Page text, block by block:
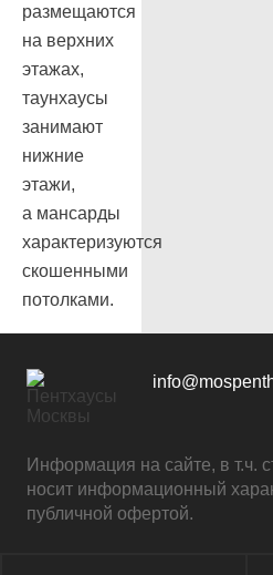
размещаются
на верхних
этажах,
таунхаусы
занимают
нижние
этажи,
а мансарды
характеризуются
скошенными
потолками.
Информация на сайте, в т.ч.
носит информационный
публичной офертой.